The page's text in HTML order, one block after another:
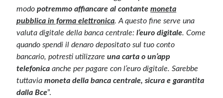
modo potremmo affiancare al contante moneta
pubblica in forma elettronica. A questo fine serve una
valuta digitale della banca centrale: l’euro digitale. Come
quando spendi il denaro depositato sul tuo conto
bancario, potresti utilizzare una carta o un’app
telefonica anche per pagare con l’euro digitale. Sarebbe
tuttavia moneta della banca centrale, sicura e garantita
dalla Bce”.